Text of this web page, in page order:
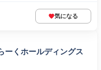
気になる
ーくホールディングス